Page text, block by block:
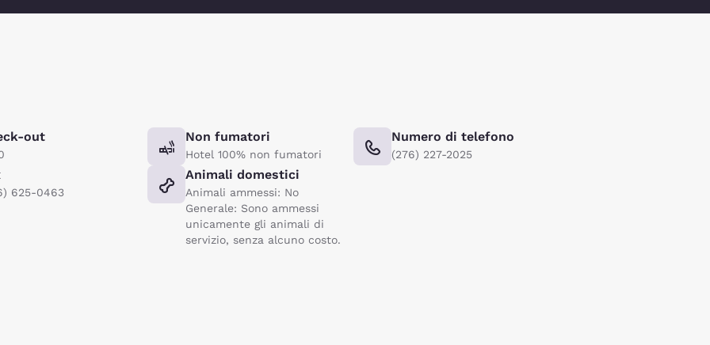
out Non fumatori
Hotel 100% non fumatori
Numero di telefono
(276) 227-2025
625-0463
Animali domestici
Animali ammessi: No
Generale: Sono ammessi
unicamente gli animali di
servizio, senza alcuno costo.